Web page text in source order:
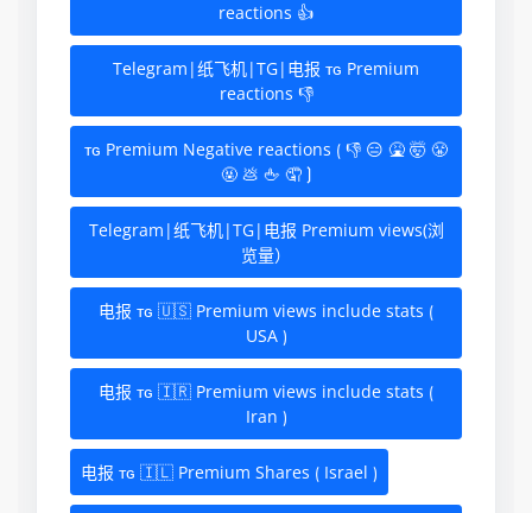
reactions 👍
Telegram|纸飞机|TG|电报 ᴛɢ Premium
reactions 👎
ᴛɢ Premium Negative reactions ⟮ 👎 😑 🤮 🤯 😤
🤬 💩 🖕 🤦 ⟯
Telegram|纸飞机|TG|电报 Premium views(浏
览量）
电报 ᴛɢ 🇺🇸 Premium views include stats ⟮
USA ⟯
电报 ᴛɢ 🇮🇷 Premium views include stats ⟮
Iran ⟯
电报 ᴛɢ 🇮🇱 Premium Shares ⟮ Israel ⟯